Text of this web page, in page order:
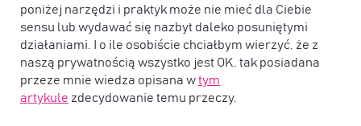
poniżej narzędzi i praktyk może nie mieć dla Ciebie
sensu lub wydawać się nazbyt daleko posuniętymi
działaniami. I o ile osobiście chciałbym wierzyć, że z
naszą prywatnością wszystko jest OK, tak posiadana
przeze mnie wiedza opisana wtym
artykule zdecydowanie temu przeczy.